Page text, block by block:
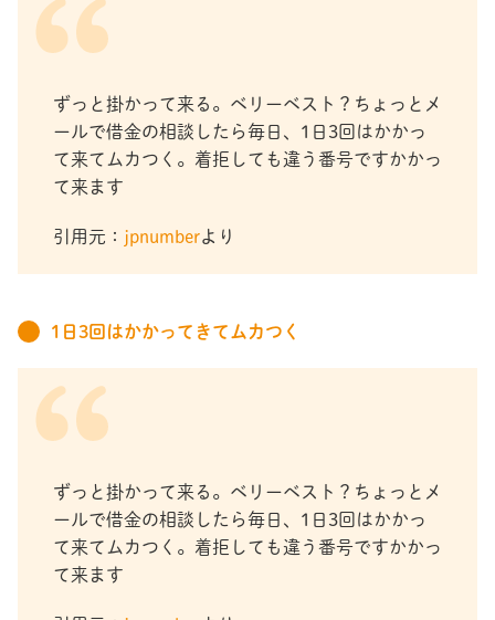
ずっと掛かって来る。ベリーベスト？ちょっとメ
ールで借金の相談したら毎日、1日3回はかかっ
て来てムカつく。着拒しても違う番号ですかかっ
て来ます
引用元： jpnumberより
1日3回はかかってきてムカつく
ずっと掛かって来る。ベリーベスト？ちょっとメ
ールで借金の相談したら毎日、1日3回はかかっ
て来てムカつく。着拒しても違う番号ですかかっ
て来ます